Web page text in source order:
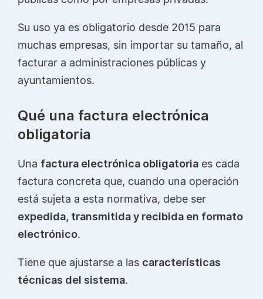
Su uso ya es obligatorio desde 2015 para
muchas empresas, sin importar su tamaño, al
facturar a administraciones públicas y
ayuntamientos.
Qué una factura electrónica
obligatoria
Una factura electrónica obligatoria es cada
factura concreta que, cuando una operación
está sujeta a esta normativa, debe ser
expedida, transmitida y recibida en formato
electrónico.
Tiene que ajustarse a las características
técnicas del sistema.